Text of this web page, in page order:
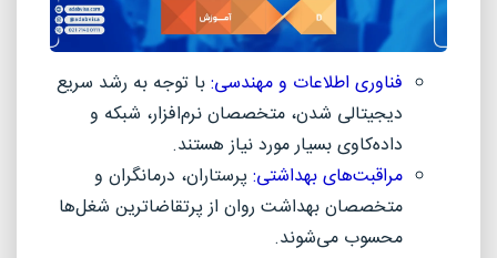
فناوری اطلاعات و مهندسی:با توجه به رشد سریع
دیجیتالی شدن، متخصصان نرم‌افزار، شبکه و
داده‌کاوی بسیار مورد نیاز هستند.
مراقبت‌های بهداشتی: پرستاران، درمانگران و
متخصصان بهداشت روان از پرتقاضاترین شغل‌ها
محسوب می‌شوند.